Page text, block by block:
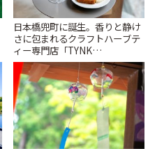
日本橋兜町に誕生。香りと静け
さに包まれるクラフトハーブテ
ィー専門店「TYNK
Kabutocho」 | ことりっぷ